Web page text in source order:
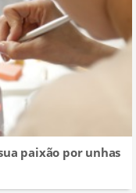
paixão por unhas